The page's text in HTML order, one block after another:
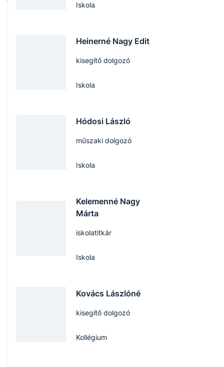
Iskola
Heinerné Nagy Edit
kisegítő dolgozó
Iskola
Hódosi László
műszaki dolgozó
Iskola
Kelemenné Nagy
Márta
iskolatitkár
Iskola
Kovács Lászlóné
kisegítő dolgozó
Kollégium